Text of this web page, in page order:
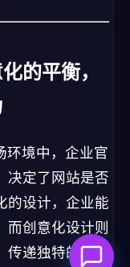
的平衡，
环境中，企业官
决定了网站是否
的设计，企业能
而创意化设计则
递独特的品牌